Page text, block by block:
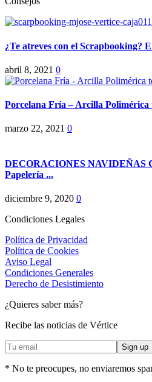
¿Te atreves con el Scrapbooking?
abril 8, 2021 0
Porcelana Fría – Arcilla Polimérica
marzo 22, 2021 0
DECORACIONES NAVIDEÑAS
Papelería ...
diciembre 9, 2020 0
Condiciones Legales
Política de Privacidad
Política de Cookies
Aviso Legal
Condiciones Generales
Derecho de Desistimiento
¿Quieres saber más?
Recibe las noticias de Vértice
* No te preocupes, no enviaremos